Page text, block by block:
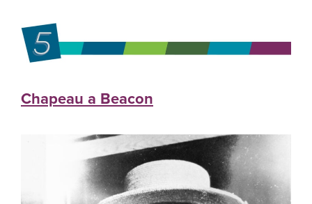
Chapeau a Beacon